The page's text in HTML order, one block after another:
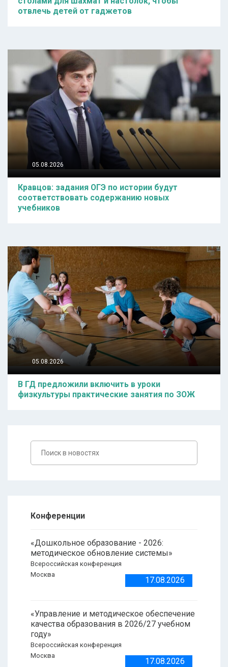
отвлечь детей от гаджетов
05.08.2026
Кравцов: задания ОГЭ по истории будут
соответствовать содержанию новых
учебников
05.08.2026
В ГД предложили включить в уроки
физкультуры практические занятия по ЗОЖ
Конференции
«Дошкольное образование - 2026:
методическое обновление системы»
Всероссийская конференция
Москва
17.08.2026
«Управление и методическое обеспечение
качества образования в 2026/27 учебном
году»
Всероссийская конференция
Москва
17.08.2026